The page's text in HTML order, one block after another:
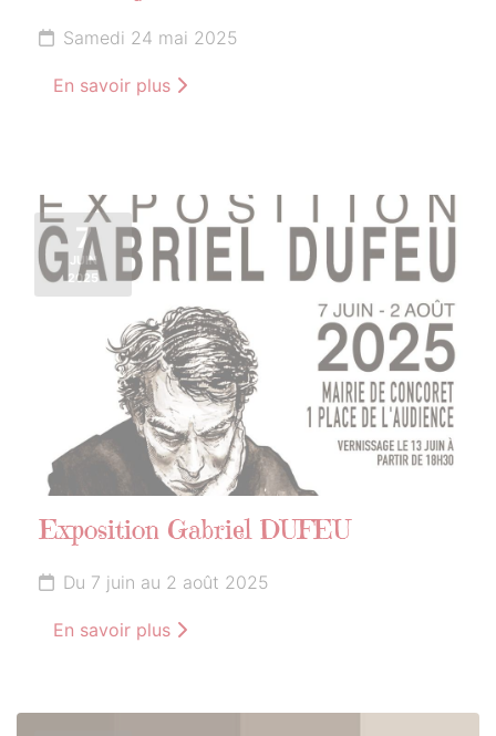
Samedi 24 mai 2025
En savoir plus
7
JUIN
2025
Exposition Gabriel DUFEU
Du 7 juin au 2 août 2025
En savoir plus